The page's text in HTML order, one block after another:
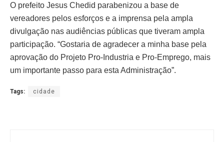
O prefeito Jesus Chedid parabenizou a base de
vereadores pelos esforços e a imprensa pela ampla
divulgação nas audiências públicas que tiveram ampla
participação. “Gostaria de agradecer a minha base pela
aprovação do Projeto Pro-Industria e Pro-Emprego, mais
um importante passo para esta Administração”.
Tags: cidade